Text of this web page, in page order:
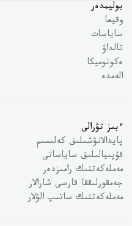
بوليمدەر
وقيعا
ساياسات
تالداۋ
ەكونوميكا
الەمدە
ءبىز تۋرالى
پايدالانۋشىلىق كەلىسىم
قۇپىيالىلىق ساياساتى
مەملەكەتتىك رامىزدەر
جەمقورلىققا قارسى شارالار
مەملەكەتتىك ساتىپ الۋلار